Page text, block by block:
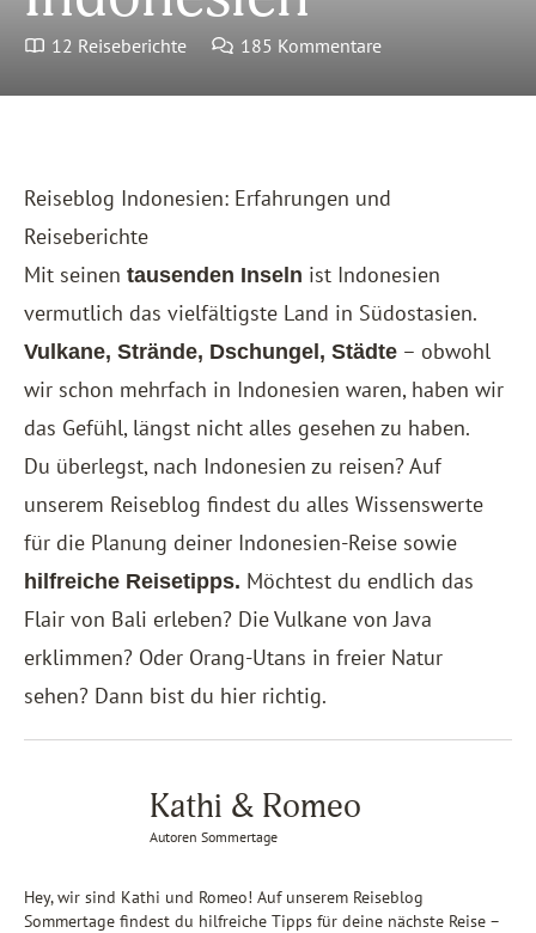
12 Reiseberichte 185 Kommentare
Reiseblog Indonesien: Erfahrungen und
Reiseberichte
Mit seinen tausenden Inseln ist Indonesien
vermutlich das vielfältigste Land in Südostasien.
Vulkane, Strände, Dschungel, Städte – obwohl
wir schon mehrfach in Indonesien waren, haben wir
das Gefühl, längst nicht alles gesehen zu haben.
Du überlegst, nach Indonesien zu reisen? Auf
unserem Reiseblog findest du alles Wissenswerte
für die Planung deiner Indonesien-Reise sowie
hilfreiche Reisetipps. Möchtest du endlich das
Flair von Bali erleben? Die Vulkane von Java
erklimmen? Oder Orang-Utans in freier Natur
sehen? Dann bist du hier richtig.
Kathi & Romeo
Autoren Sommertage
Hey, wir sind Kathi und Romeo! Auf unserem Reiseblog
Sommertage findest du hilfreiche Tipps für deine nächste Reise –